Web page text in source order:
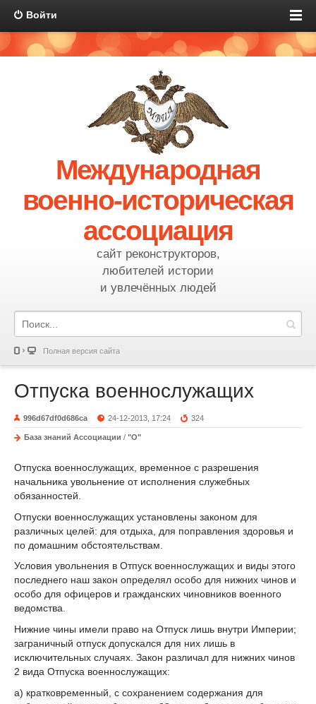
Войти
Международная
военно-историческая
ассоциация
сайт реконструкторов,
любителей истории
и увлечённых людей
Полная версия сайта
Отпуска военнослужащих
996d67df0d686ca 24-12-2013, 17:24 324
База знаний Ассоциации / "О"
Отпуска военнослужащих, временное с разрешения
начальника увольнение от исполнения служебных
обязанностей.
Отпуски военнослужащих установлены законом для
различных целей: для отдыха, для поправления здоровья и
по домашним обстоятельствам.
Условия увольнения в Отпуск военнослужащих и виды этого
последнего наш закон определял особо для нижних чинов и
особо для офицеров и гражданских чиновников военного
ведомства.
Нижние чины имели право на Отпуск лишь внутри Империи;
заграничный отпуск допускался для них лишь в
исключительных случаях. Закон различал для нижних чинов
2 вида Отпуска военнослужащих:
а) кратковременный, с сохранением содержания для